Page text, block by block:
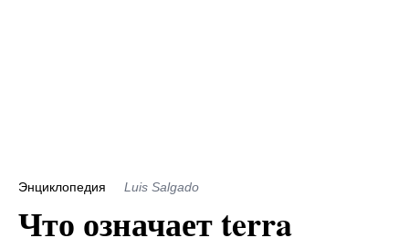
Энциклопедия Luis Salgado
Что означает terra